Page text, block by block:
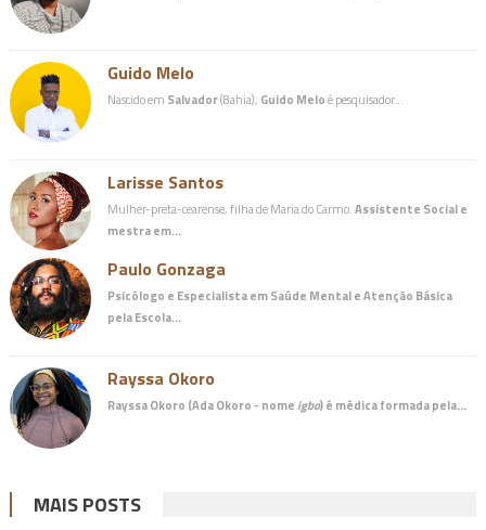
Guido Melo
Nascido em Salvador(Bahia), Guido Meloé pesquisador…
Larisse Santos
Mulher-preta-cearense, filha de Maria do Carmo.Assistente Social e
mestra em…
Paulo Gonzaga
Psicólogo e Especialista em Saúde Mental e Atenção Básica
pela Escola…
Rayssa Okoro
Rayssa Okoro (Ada Okoro - nome igbo) é médicaformada pela…
MAIS POSTS